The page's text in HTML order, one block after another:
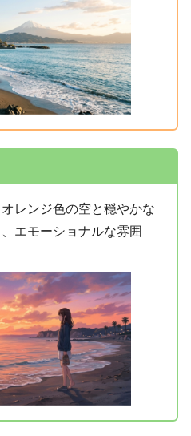
レンジ色の空と穏やかな
エモーショナルな雰囲